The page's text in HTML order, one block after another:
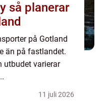
på Gotland
än på fastlandet.
utbudet varierar
11 juli 2026